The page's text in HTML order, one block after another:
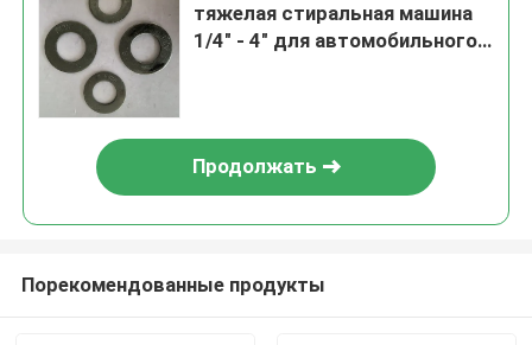
тяжелая стиральная машина
1/4" - 4" для автомобильного
Продолжать
Порекомендованные продукты